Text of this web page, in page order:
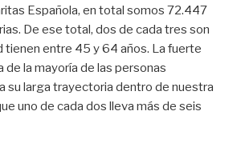
Española, en total somos 72.447
De ese total, dos de cada tres son
tienen entre 45 y 64 años. La fuerte
de la mayoría de las personas
su larga trayectoria dentro de nuestra
uno de cada dos lleva más de seis